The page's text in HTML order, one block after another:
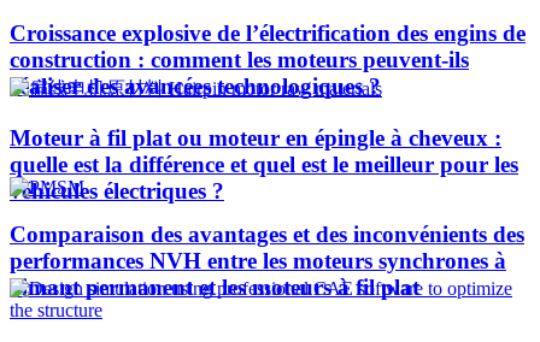
Croissance explosive de l’électrification des engins de
construction : comment les moteurs peuvent-ils
réaliser des avancées technologiques ?​
Moteur à fil plat ou moteur en épingle à cheveux :
quelle est la différence et quel est le meilleur pour les
véhicules électriques ?
Comparaison des avantages et des inconvénients des
performances NVH entre les moteurs synchrones à
aimant permanent et les moteurs à fil plat